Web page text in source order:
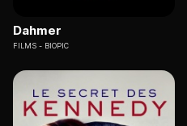
Dahmer
FILMS BIOPIC